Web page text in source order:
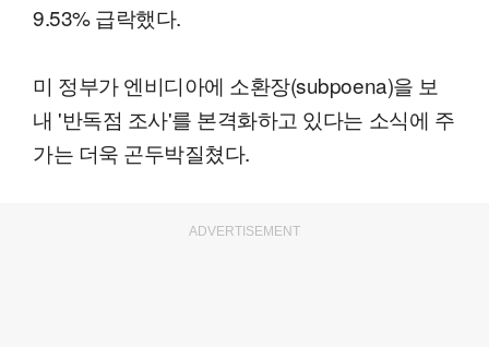
9.53% 급락했다.
미 정부가 엔비디아에 소환장(subpoena)을 보
내 '반독점 조사'를 본격화하고 있다는 소식에 주
가는 더욱 곤두박질쳤다.
ADVERTISEMENT